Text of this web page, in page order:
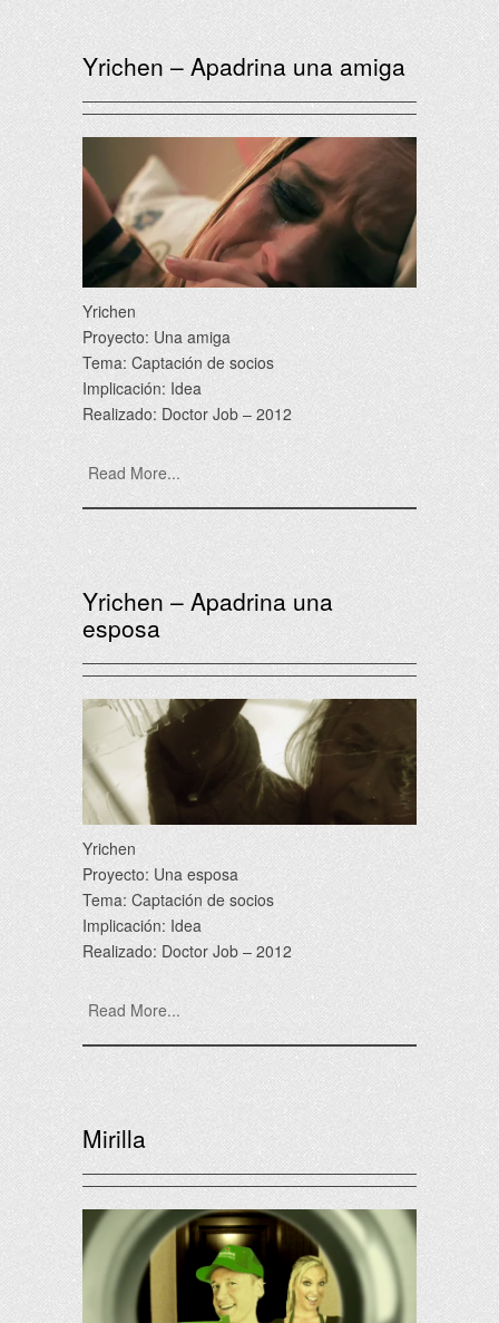
Yrichen – Apadrina una amiga
Yrichen
Proyecto: Una amiga
Tema: Captación de socios
Implicación: Idea
Realizado: Doctor Job – 2012
Read More...
Yrichen – Apadrina una
esposa
Yrichen
Proyecto: Una esposa
Tema: Captación de socios
Implicación: Idea
Realizado: Doctor Job – 2012
Read More...
Mirilla